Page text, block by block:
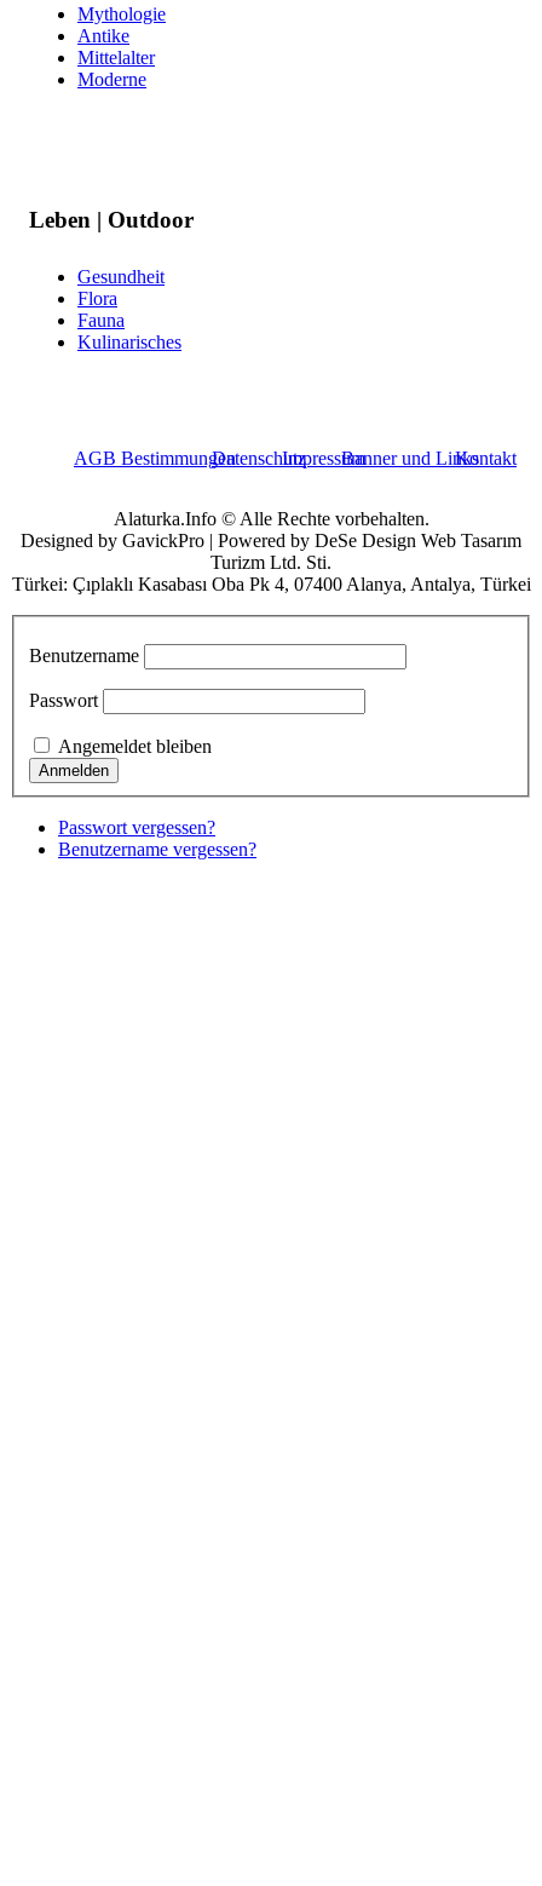
Mythologie
Antike
Mittelalter
Moderne
Leben | Outdoor
Gesundheit
Flora
Fauna
Kulinarisches
AGB BestimmungenDatenschutzImpressumBanner und LinksKontakt
Alaturka.Info © Alle Rechte vorbehalten.
Designed by GavickPro | Powered by DeSe Design Web Tasarım
Turizm Ltd. Sti.
Türkei: Çıplaklı Kasabası Oba Pk 4, 07400 Alanya, Antalya, Türkei
Benutzername
Passwort
Angemeldet bleiben
Passwort vergessen?
Benutzername vergessen?